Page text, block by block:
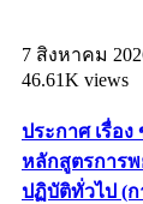
7 สิงหาคม
46.61K views
ประกาศ เรื่อ
หลักสูตรการพ
ปฏิบัติทั่วไป (ก